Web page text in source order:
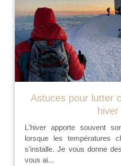
Astuces pour lutter
hiver
L'hiver apporte souvent
lorsque les températures
s'installe. Je vous donne
vous ai...